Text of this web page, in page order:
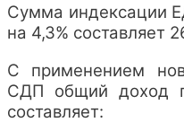
Сумма индексации
на 4,3% составляет
С применением
СДП общий доход
составляет: